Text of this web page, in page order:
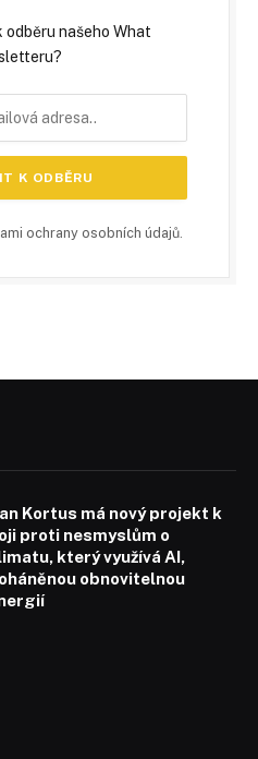
odběru našeho What
ochrany osobních údajů.
Kortus má nový projekt k
proti nesmyslům o
který využívá AI,
obnovitelnou